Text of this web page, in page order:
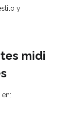
y
midi